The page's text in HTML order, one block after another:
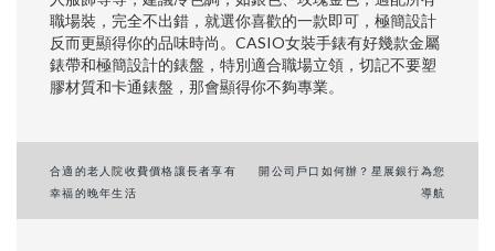
職場裝，完全不出錯，就選你喜歡的一款即可，極簡設計
反而更顯得你的品味時尚。CASIO女裝手錶有好幾款金屬
錶帶和極簡設計的錶盤，特別適合職場立領，切記不要塑
膠材質和卡通錶盤，那會顯得你不夠專業。
Post
navigation
合適的老人院收費價格讓長者享有
幸福的晚年生活
開公司戶口如何辦？星展銀行為您
導航